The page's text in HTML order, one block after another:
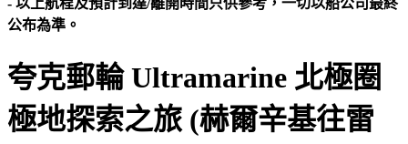
- 以上航程及預計到達/離開時間只供參考，一切以船公司最終
公布為準。
夸克郵輪 Ultramarine 北極圈
極地探索之旅 (赫爾辛基往雷